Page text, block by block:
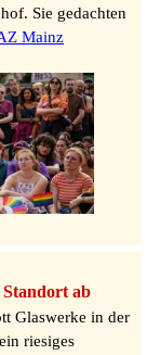
Sie gedachten
Mainz
Standort ab
Glaswerke in der
riesiges